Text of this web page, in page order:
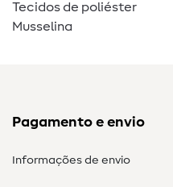
Tecidos de poliéster
Musselina
Pagamento e envio
Informações de envio